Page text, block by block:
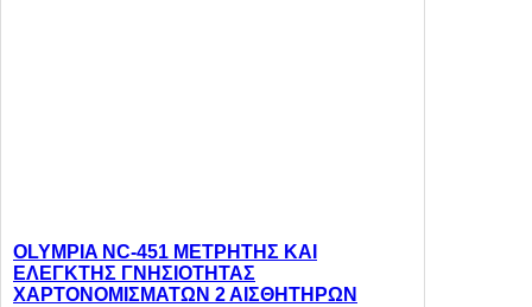
OLYMPIA NC-451 ΜΕΤΡΗΤΗΣ ΚΑΙ
ΕΛΕΓΚΤΗΣ ΓΝΗΣΙΟΤΗΤΑΣ
ΧΑΡΤΟΝΟΜΙΣΜΑΤΩΝ 2 ΑΙΣΘΗΤΗΡΩΝ